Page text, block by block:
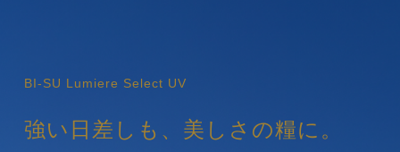
BI-SU Lumiere Select UV
強い日差しも、美しさの糧に。